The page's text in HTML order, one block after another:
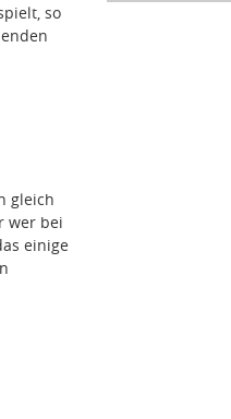
so
gleich
wer bei
einige